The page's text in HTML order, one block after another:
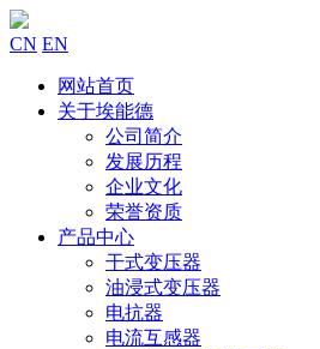
CN EN
网站首页
关于埃能德
公司简介
发展历程
企业文化
荣誉资质
产品中心
干式变压器
油浸式变压器
电抗器
电流互感器